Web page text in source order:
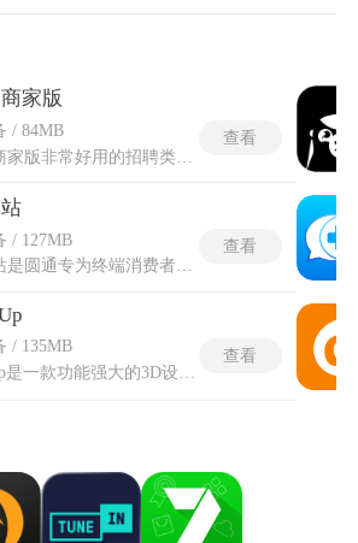
家版
/ 84MB
查看
/ 127MB
查看
/ 135MB
查看